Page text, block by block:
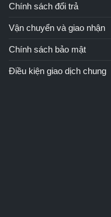
Chính sách đổi trả
Vận chuyển và giao nhận
Chính sách bảo mật
Điều kiện giao dịch chung